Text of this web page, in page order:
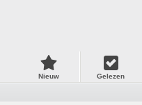
Nieuw Gelezen